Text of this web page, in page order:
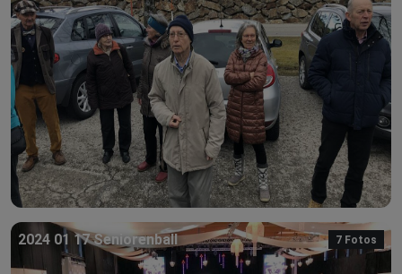
2024 01 17 Seniorenball 7 Fotos